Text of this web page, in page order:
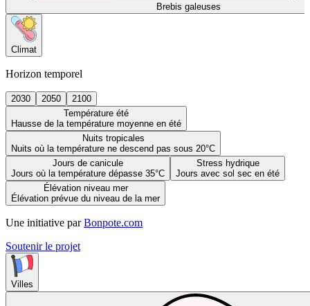
Brebis galeuses
Climat
Horizon temporel
2030 2050
2100
Température été
Hausse de la température moyenne en été
Nuits tropicales
Nuits où la température ne descend pas sous 20°C
Jours de canicule
Jours où la température dépasse 35°C
Stress hydrique
Jours avec sol sec en été
Élévation niveau mer
Élévation prévue du niveau de la mer
Une initiative par Bonpote.com
Soutenir le projet
Villes